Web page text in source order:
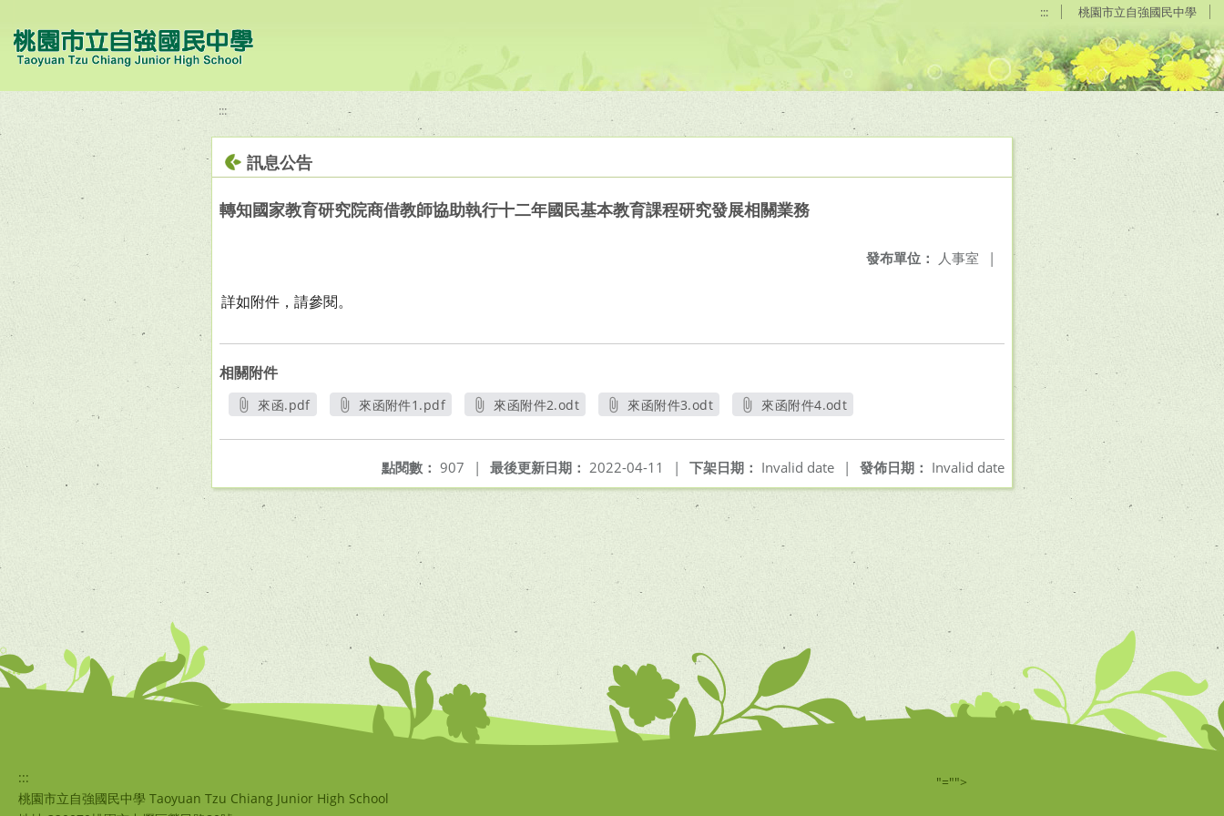
::: 桃園市立自強國民中學
:::
訊息公告
轉知國家教育研究院商借教師協助執行十二年國民基本教育課程研究發展相關業務
發布單位： 人事室 |
詳如附件，請參閱。
相關附件
來函.pdf
來函附件1.pdf
來函附件2.odt
來函附件3.odt
來函附件4.odt
發佈日期： Invalid date
下架日期： Invalid date |
最後更新日期： 2022-04-11 |
點閱數： 907 |
:::
桃園市立自強國民中學 Taoyuan Tzu Chiang Junior High School
"="">